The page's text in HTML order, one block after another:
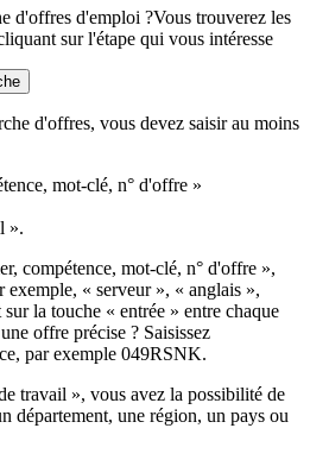
d'offres d'emploi ?Vous trouverez les
sur l'étape qui vous intéresse
d'offres, vous devez saisir au moins
mot-clé, n° d'offre »
».
compétence, mot-clé, n° d'offre »,
exemple, « serveur », « anglais »,
sur la touche « entrée » entre chaque
offre précise ? Saisissez
par exemple 049RSNK.
travail », vous avez la possibilité de
département, une région, un pays ou